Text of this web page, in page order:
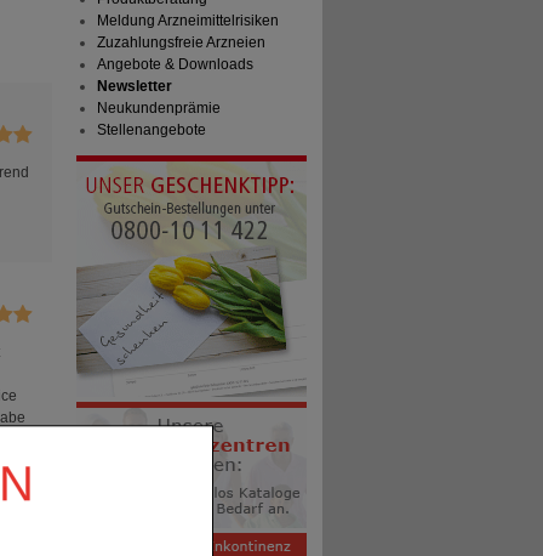
Meldung Arzneimittelrisiken
Zuzahlungsfreie Arzneien
Angebote & Downloads
Newsletter
Neukundenprämie
Stellenangebote